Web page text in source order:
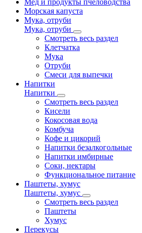
Мед и продукты пчеловодства
Морская капуста
Мука, отруби
Мука, отруби
Смотреть весь раздел
Клетчатка
Мука
Отруби
Смеси для выпечки
Напитки
Напитки
Смотреть весь раздел
Кисели
Кокосовая вода
Комбуча
Кофе и цикорий
Напитки безалкогольные
Напитки имбирные
Соки, нектары
Функциональное питание
Паштеты, хумус
Паштеты, хумус
Смотреть весь раздел
Паштеты
Хумус
Перекусы